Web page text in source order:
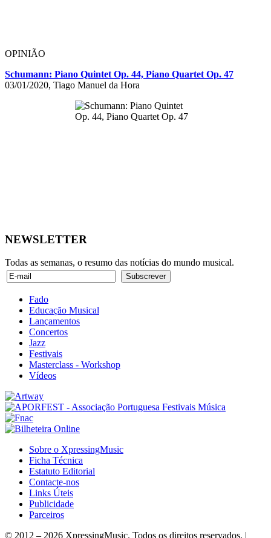
OPINIÃO
Schumann: Piano Quintet Op. 44, Piano Quartet Op. 47
03/01/2020, Tiago Manuel da Hora
NEWSLETTER
Todas as semanas, o resumo das notícias do mundo musical.
Fado
Educação Musical
Lançamentos
Concertos
Jazz
Festivais
Masterclass - Workshop
Vídeos
Sobre o XpressingMusic
Ficha Técnica
Estatuto Editorial
Contacte-nos
Links Úteis
Publicidade
Parceiros
© 2012 – 2026 XpressingMusic. Todos os direitos reservados. |